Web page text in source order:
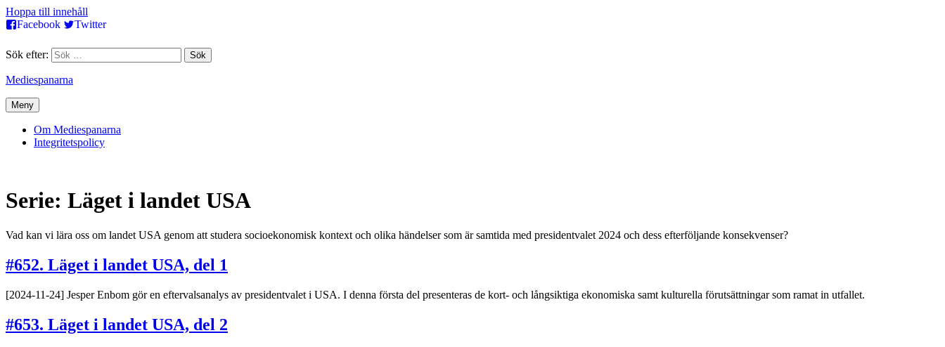
Hoppa till innehåll
Facebook
Twitter
Sök efter:
Mediespanarna
Meny
Om Mediespanarna
Integritetspolicy
Serie: Läget i landet USA
Vad kan vi lära oss om landet USA genom att studera socioekonomisk kontext och olika händelser som är samtida med presidentvalet 2024 och dess efterföljande konsekvenser?
#652. Läget i landet USA, del 1
[2024-11-24] Jesper Enbom gör en eftervalsanalys av presidentvalet i USA. I denna första del presenteras de kort- och långsiktiga ekonomiska samt kulturella förutsättningar som ramat in utfallet.
#653. Läget i landet USA, del 2